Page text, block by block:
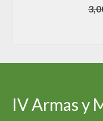
IV Armas y